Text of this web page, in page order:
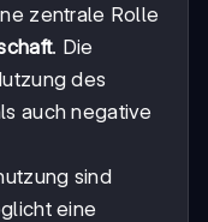
zentrale Rolle
. Die
des
auch negative
sind
eine